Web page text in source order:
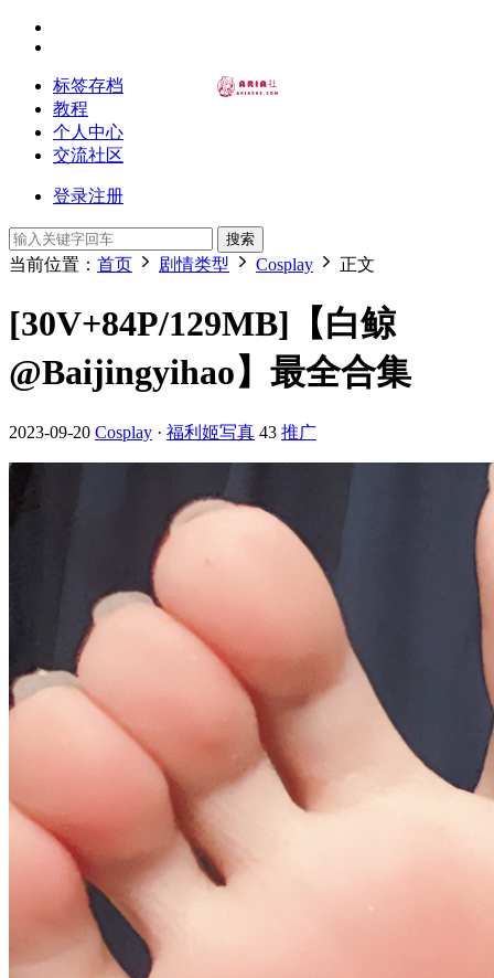
标签存档
教程
个人中心
交流社区
登录注册
搜索
当前位置： 首页 剧情类型 Cosplay 正文
[30V+84P/129MB]【白鲸
@Baijingyihao】最全合集
2023-09-20 Cosplay · 福利姬写真 43 推广